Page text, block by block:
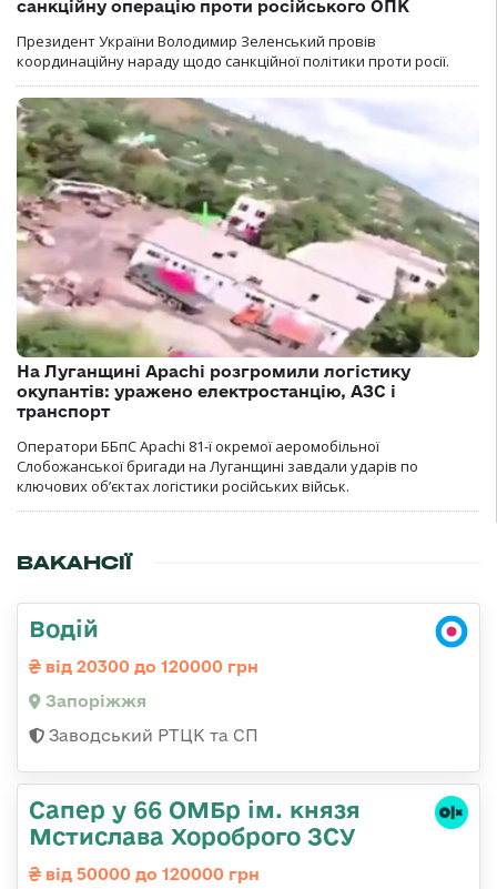
санкційну операцію проти російського ОПК
Президент України Володимир Зеленський провів
координаційну нараду щодо санкційної політики проти росії.
На Луганщині Apachi розгромили логістику
окупантів: уражено електростанцію, АЗС і
транспорт
Оператори ББпС Apachi 81-ї окремої аеромобільної
Слобожанської бригади на Луганщині завдали ударів по
ключових об’єктах логістики російських військ.
ВАКАНСІЇ
Водій
від 20300 до 120000 грн
Запоріжжя
Заводський РТЦК та СП
Сапер у 66 ОМБр ім. князя
Мстислава Хороброго ЗСУ
від 50000 до 120000 грн